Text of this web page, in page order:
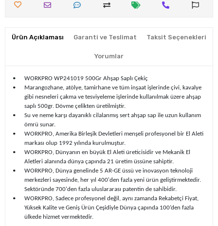
Ürün Açıklaması Garanti ve Teslimat Taksit Seçenekleri
Yorumlar
•
WORKPRO WP241019 500Gr Ahşap Saplı Çekiç
•
Marangozhane, atölye, tamirhane ve tüm inşaat işlerinde çivi, kavalye
gibi nesneleri çakma ve tesviyeleme işlerinde kullanılmak üzere ahşap
saplı 500gr. Dövme çelikten üretilmiştir.
•
Su ve neme karşı dayanıklı cilalanmış sert ahşap sap ile uzun kullanım
ömrü sunar.
•
WORKPRO, Amerika Birleşik Devletleri menşeli profesyonel bir El Aleti
markası olup 1992 yılında kurulmuştur.
•
WORKPRO, Dünyanın en büyük El Aleti üreticisidir ve Mekanik El
Aletleri alanında dünya çapında 21 üretim üssüne sahiptir.
•
WORKPRO, Dünya genelinde 5 AR-GE üssü ve inovasyon teknoloji
merkezleri sayesinde, her yıl 400'den fazla yeni ürün geliştirmektedir.
Sektöründe 700'den fazla uluslararası patentin de sahibidir.
•
WORKPRO, Sadece profesyonel değil, aynı zamanda Rekabetçi Fiyat,
Yüksek Kalite ve Geniş Ürün Çeşidiyle Dünya çapında 100’den fazla
ülkede hizmet vermektedir.